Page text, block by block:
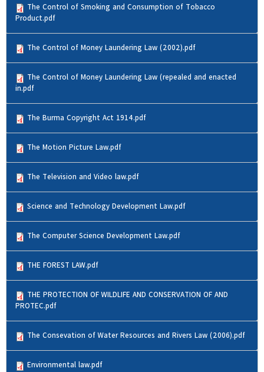
The Control of Smoking and Consumption of Tobacco
Product.pdf
The Control of Money Laundering Law (2002).pdf
The Control of Money Laundering Law (repealed and enacted
in.pdf
The Burma Copyright Act 1914.pdf
The Motion Picture Law.pdf
The Television and Video law.pdf
Science and Technology Development Law.pdf
The Computer Science Development Law.pdf
THE FOREST LAW.pdf
THE PROTECTION OF WILDLIFE AND CONSERVATION OF AND
PROTEC.pdf
The Consevation of Water Resources and Rivers Law (2006).pdf
Environmental law.pdf